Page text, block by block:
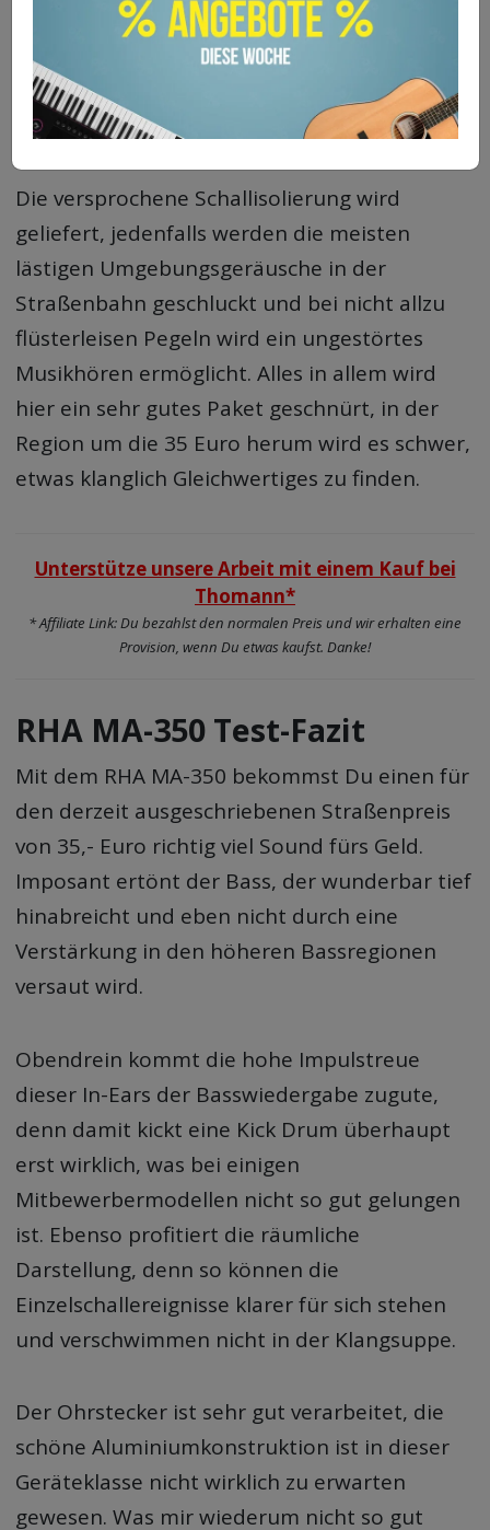
einzelnen Instrumente im Mix. Hier gibt es
nur Positives zu vermelden, sowohl der
Breiten- als auch der Tiefeneindruck sind
großzügig, für die Preisklasse allemal.
Die versprochene Schallisolierung wird
geliefert, jedenfalls werden die meisten
lästigen Umgebungsgeräusche in der
Straßenbahn geschluckt und bei nicht allzu
flüsterleisen Pegeln wird ein ungestörtes
Musikhören ermöglicht. Alles in allem wird
hier ein sehr gutes Paket geschnürt, in der
Region um die 35 Euro herum wird es schwer,
etwas klanglich Gleichwertiges zu finden.
Unterstütze unsere Arbeit mit einem Kauf bei
Thomann*
* Affiliate Link: Du bezahlst den normalen Preis und wir erhalten eine
Provision, wenn Du etwas kaufst. Danke!
RHA MA-350 Test-Fazit
Mit dem RHA MA-350 bekommst Du einen für
den derzeit ausgeschriebenen Straßenpreis
von 35,- Euro richtig viel Sound fürs Geld.
Imposant ertönt der Bass, der wunderbar tief
hinabreicht und eben nicht durch eine
Verstärkung in den höheren Bassregionen
versaut wird.
Obendrein kommt die hohe Impulstreue
dieser In-Ears der Basswiedergabe zugute,
denn damit kickt eine Kick Drum überhaupt
erst wirklich, was bei einigen
Mitbewerbermodellen nicht so gut gelungen
ist. Ebenso profitiert die räumliche
Darstellung, denn so können die
Einzelschallereignisse klarer für sich stehen
und verschwimmen nicht in der Klangsuppe.
Der Ohrstecker ist sehr gut verarbeitet, die
schöne Aluminiumkonstruktion ist in dieser
Geräteklasse nicht wirklich zu erwarten
gewesen. Was mir wiederum nicht so gut